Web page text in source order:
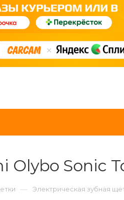
Olybo Sonic
— Электрическая зубная